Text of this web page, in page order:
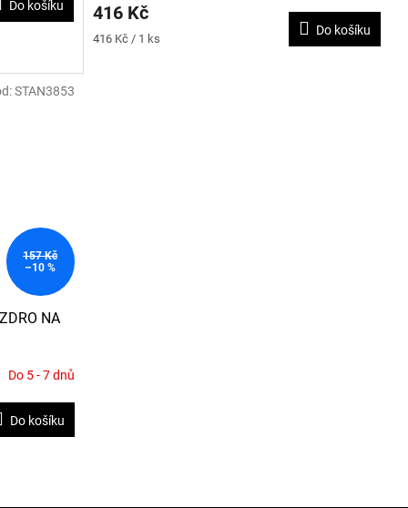
Do košíku 416 Kč
Měrná
416 Kč / 1 ks
Do košíku
157 Kč
–10 %
NA
Do 5 - 7 dnů
Do košíku
STAN3853